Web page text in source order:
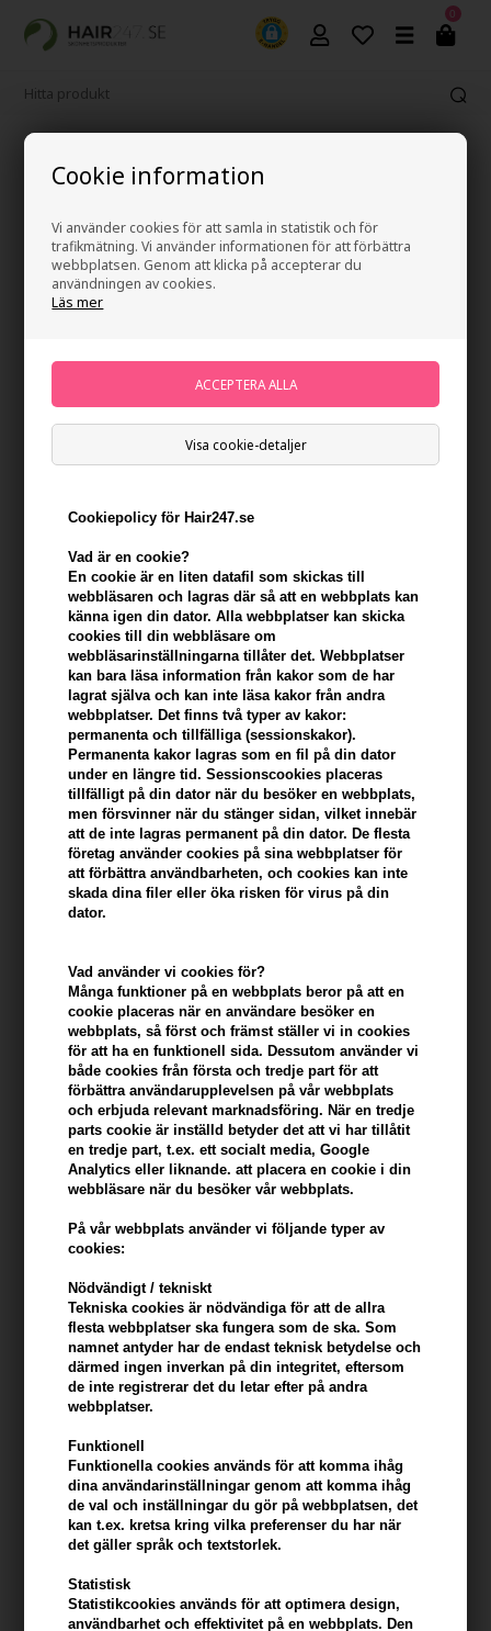
Cookie information
Vi använder cookies för att samla in statistik och för
trafikmätning. Vi använder informationen för att förbättra
webbplatsen. Genom att klicka på accepterar du
användningen av cookies.
Läs mer
Visa cookie-detaljer
Cookiepolicy för Hair247.se
Vad är en cookie?
En cookie är en liten datafil som skickas till
webbläsaren och lagras där så att en webbplats kan
känna igen din dator. Alla webbplatser kan skicka
cookies till din webbläsare om
webbläsarinställningarna tillåter det. Webbplatser
kan bara läsa information från kakor som de har
lagrat själva och kan inte läsa kakor från andra
webbplatser. Det finns två typer av kakor:
permanenta och tillfälliga (sessionskakor).
Permanenta kakor lagras som en fil på din dator
under en längre tid. Sessionscookies placeras
tillfälligt på din dator när du besöker en webbplats,
men försvinner när du stänger sidan, vilket innebär
att de inte lagras permanent på din dator. De flesta
företag använder cookies på sina webbplatser för
att förbättra användbarheten, och cookies kan inte
skada dina filer eller öka risken för virus på din
dator.
Vad använder vi cookies för?
Många funktioner på en webbplats beror på att en
cookie placeras när en användare besöker en
webbplats, så först och främst ställer vi in ​​cookies
för att ha en funktionell sida. Dessutom använder vi
både cookies från första och tredje part för att
förbättra användarupplevelsen på vår webbplats
och erbjuda relevant marknadsföring. När en tredje
parts cookie är inställd betyder det att vi har tillåtit
en tredje part, t.ex. ett socialt media, Google
Analytics eller liknande. att placera en cookie i din
webbläsare när du besöker vår webbplats.
På vår webbplats använder vi följande typer av
cookies:
Nödvändigt / tekniskt
Tekniska cookies är nödvändiga för att de allra
flesta webbplatser ska fungera som de ska. Som
namnet antyder har de endast teknisk betydelse och
därmed ingen inverkan på din integritet, eftersom
de inte registrerar det du letar efter på andra
webbplatser.
Funktionell
Funktionella cookies används för att komma ihåg
dina användarinställningar genom att komma ihåg
de val och inställningar du gör på webbplatsen, det
kan t.ex. kretsa kring vilka preferenser du har när
det gäller språk och textstorlek.
Statistisk
Statistikcookies används för att optimera design,
användbarhet och effektivitet på en webbplats. Den
0
Evolve Body Sculpting Cellulite Cream 150ml
Varumärken»Evolve Organic Beauty Brand:Evolve Organic Beauty
Tidigare lägsta pris: 344,00
310,00SEK
Erbjudandet gäller: 30.07.26 - 13.08.26
+
Du tjänar 16 Bonuskronor på köp av denna artikel -
konto
KÖP FÖR YTTERLIGARE 499,00 SEK OCH FÅ FRI FRAKT
Beskrivning Recensioner Tillverkare
kroppskräm som effektivt minskar synligheten av celluliter och
förbättrar hudens elasticitet. Den är berikad med naturliga
ingredienser som grönt kaffe och guarana, vilka stimulerar
mikrocirkulationen och ger huden ett jämnare och fastare
utseende. Perfekt för daglig användning på utsatta områden.
Egenskaper
- Minskar synliga celluliter - Innehåller grönt kaffe och guarana för
uppstramning - Förbättrar hudens elasticitet och fasthet - Ökar
blodcirkulationen i huden - Lätt konsistens som absorberas snabbt
- Naturlig och ekologisk formula
Användning
med cirkulära rörelser - Använd morgon och kväll för bästa resultat
- Kombinera med massage eller torrborstning för ökad effekt